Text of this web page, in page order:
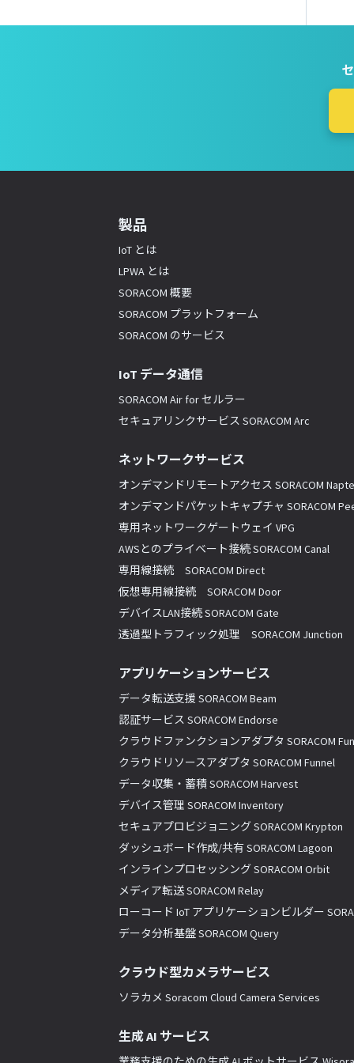
製品
IoT とは
LPWA とは
SORACOM 概要
SORACOM プラットフォーム
SORACOM のサービス
IoT データ通信
SORACOM Air for セルラー
セキュアリンクサービス SORACOM Arc
ネットワークサービス
オンデマンドリモートアクセス SORACOM
オンデマンドパケットキャプチャ SORACOM
専用ネットワークゲートウェイ VPG
AWSとのプライベート接続 SORACOM Canal
専用線接続 SORACOM Direct
仮想専用線接続 SORACOM Door
デバイスLAN接続 SORACOM Gate
透過型トラフィック処理 SORACOM Junction
アプリケーションサービス
データ転送支援 SORACOM Beam
認証サービス SORACOM Endorse
クラウドファンクションアダプタ SORACOM
クラウドリソースアダプタ SORACOM Funnel
データ収集・蓄積 SORACOM Harvest
デバイス管理 SORACOM Inventory
セキュアプロビジョニング SORACOM Krypton
ダッシュボード作成/共有 SORACOM Lagoon
インラインプロセッシング SORACOM Orbit
メディア転送 SORACOM Relay
ローコード IoT アプリケーションビルダー
データ分析基盤 SORACOM Query
クラウド型カメラサービス
ソラカメ Soracom Cloud Camera Services
生成 AI サービス